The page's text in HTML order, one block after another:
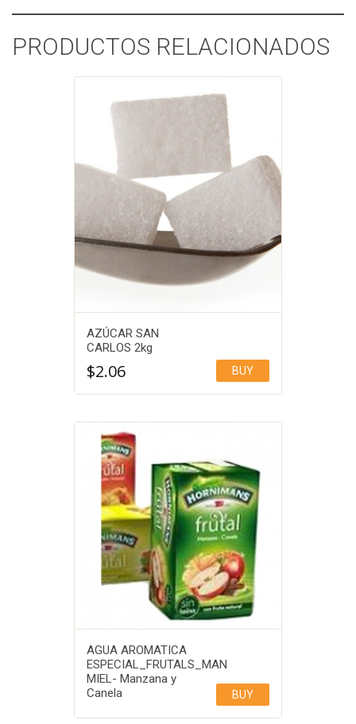
PRODUCTOS RELACIONADOS
AZÚCAR SAN
CARLOS 2kg
$2.06 BUY
AGUA AROMATICA
ESPECIAL_FRUTALS_MAN
MIEL- Manzana y
Canela
BUY